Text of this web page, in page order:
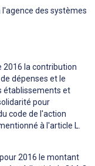
des systèmes
2016 la contribution
dépenses et le
établissements et
pour
code de l'action
à l'article L.
2016 le montant